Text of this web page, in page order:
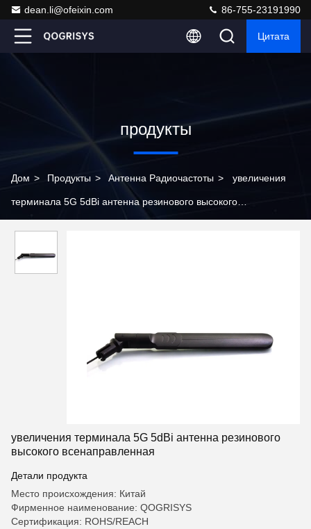
dean.li@ofeixin.com 86-755-23191990
Цитата
продукты
Дом > Продукты > Антенна Радиочастоты > увеличения
терминала 5G 5dBi антенна резинового высокого
увеличения терминала 5G 5dBi антенна резинового
высокого всенаправленная
Детали продукта
Место происхождения: Китай
Фирменное наименование: QOGRISYS
Сертификация: ROHS/REACH